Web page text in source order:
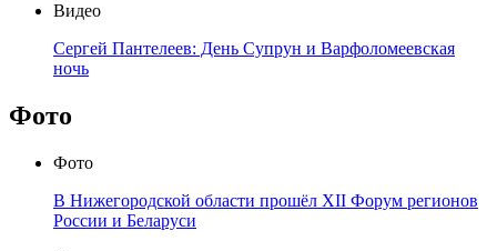
Видео
Сергей Пантелеев: День Супрун и Варфоломеевская
ночь
Фото
Фото
В Нижегородской области прошёл XII Форум регионов
России и Беларуси